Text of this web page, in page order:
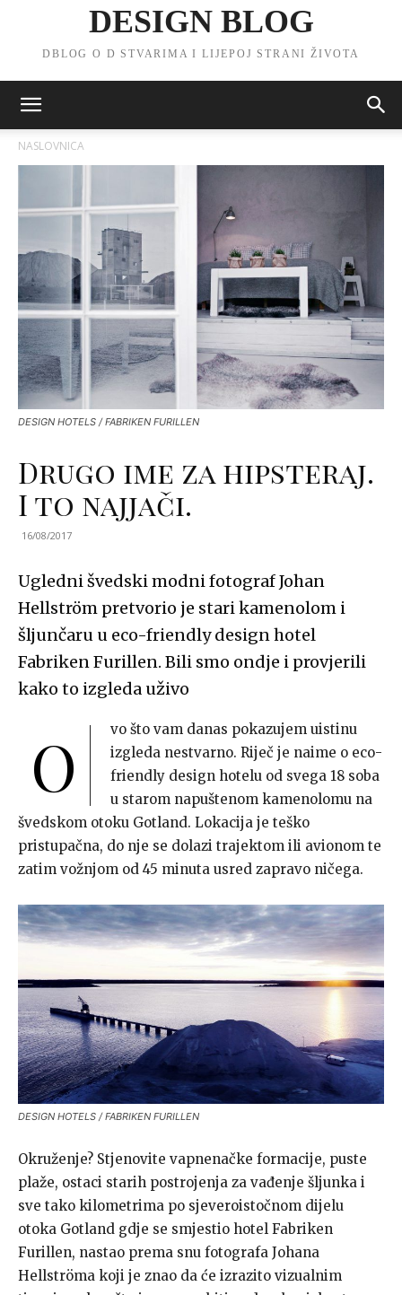
DESIGN BLOG
DBLOG O D STVARIMA I LIJEPOJ STRANI ŽIVOTA
NASLOVNICA
DESIGN HOTELS / FABRIKEN FURILLEN
Drugo ime za hipsteraj.
I to najjači.
16/08/2017
Ugledni švedski modni fotograf Johan
Hellström pretvorio je stari kamenolom i
šljunčaru u eco-friendly design hotel
Fabriken Furillen. Bili smo ondje i provjerili
kako to izgleda uživo
O
vo što vam danas pokazujem uistinu
izgleda nestvarno. Riječ je naime o eco-
friendly design hotelu od svega 18 soba
u starom napuštenom kamenolomu na
švedskom otoku Gotland. Lokacija je teško
pristupačna, do nje se dolazi trajektom ili avionom te
zatim vožnjom od 45 minuta usred zapravo ničega.
DESIGN HOTELS / FABRIKEN FURILLEN
Okruženje? Stjenovite vapnenačke formacije, puste
plaže, ostaci starih postrojenja za vađenje šljunka i
sve tako kilometrima po sjeveroistočnom dijelu
otoka Gotland gdje se smjestio hotel Fabriken
Furillen, nastao prema snu fotografa Johana
Hellströma koji je znao da će izrazito vizualnim